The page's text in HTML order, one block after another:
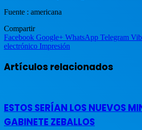
Fuente : americana
Compartir
Facebook Google+ WhatsApp Telegram
electrónico Impresión
Artículos relacionados
ESTOS SERÍAN LOS NUEVOS
GABINETE ZEBALLOS